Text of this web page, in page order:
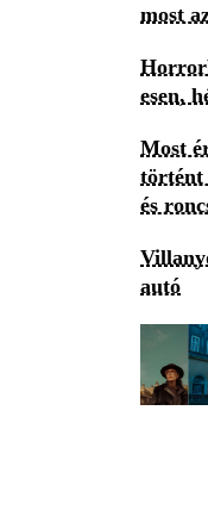
most
esen,
Most
történt
és
autó